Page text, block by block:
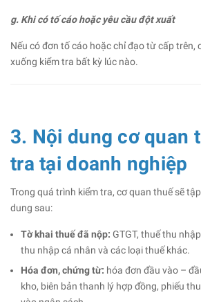
g. Khi có tố cáo hoặc yêu cầu đột xuất
Nếu có đơn tố cáo hoặc chỉ đạo từ cấp trên,
xuống kiểm tra bất kỳ lúc nào.
3. Nội dung cơ quan
tra tại doanh nghiệp
Trong quá trình kiểm tra, cơ quan thuế sẽ
dung sau:
Tờ khai thuế đã nộp: GTGT, thuế thu
thu nhập cá nhân và các loại thuế khác.
Hóa đơn, chứng từ: hóa đơn đầu vào –
kho, biên bản thanh lý hợp đồng, phiếu